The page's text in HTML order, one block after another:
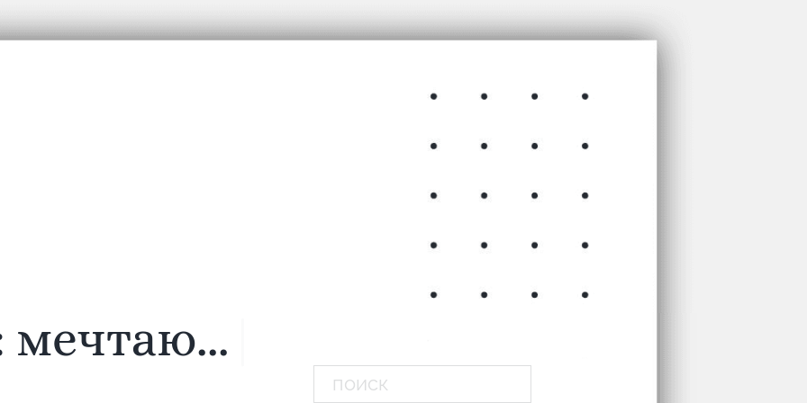
мечтаю...
Поиск